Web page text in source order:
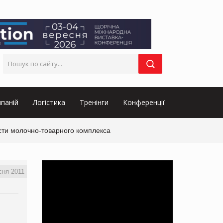
Логістика Тренінги Конференції
молочно-товарного комплекса
2011